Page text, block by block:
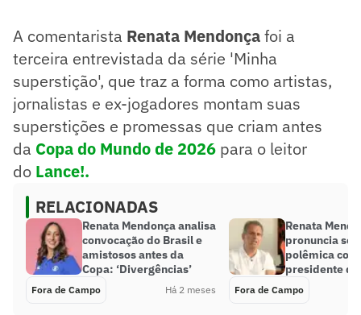
A comentarista Renata Mendonçafoi a
terceira entrevistada da série 'Minha
superstição', que traz a forma como artistas,
jornalistas e ex-jogadores montam suas
superstições e promessas que criam antes
da Copa do Mundo de 2026 para o leitor
do Lance!.
RELACIONADAS
Renata Mendonça analisa
convocação do Brasil e
amistosos antes da
Copa: ‘Divergências’
Fora de Campo Há 2 meses
Renata
pronuncia
polêmica com
presidente
Fora de Campo